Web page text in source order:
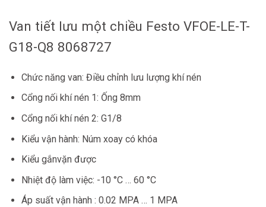
Van tiết lưu một chiều Festo VFOE-LE-T-
G18-Q8 8068727
Chức năng van: Điều chỉnh lưu lượng khí nén
Cổng nối khí nén 1: Ống 8mm
Cổng nối khí nén 2: G1/8
Kiểu vận hành: Núm xoay có khóa
Kiểu gắnvặn được
Nhiệt độ làm việc: -10 °C … 60 °C
Áp suất vận hành : 0.02 MPA … 1 MPA